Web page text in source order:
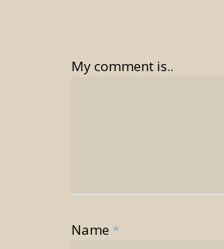
My comment is..
Name *